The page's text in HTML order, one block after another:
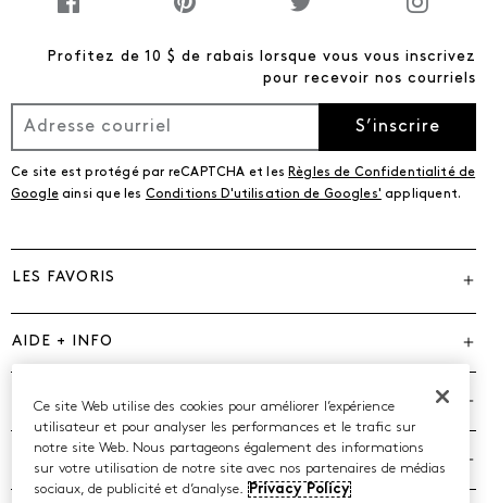
Profitez de 10 $ de rabais lorsque vous vous inscrivez
pour recevoir nos courriels
S’inscrire
Ce site est protégé par reCAPTCHA et les Règles de Confidentialité de
Googleainsi que les Conditions D'utilisation de Googles' appliquent.
LES FAVORIS
AIDE + INFO
MARQUES
Ce site Web utilise des cookies pour améliorer l’expérience
utilisateur et pour analyser les performances et le trafic sur
notre site Web. Nous partageons également des informations
sur votre utilisation de notre site avec nos partenaires de médias
sociaux, de publicité et d’analyse. Privacy Policy